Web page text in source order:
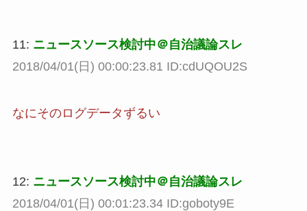
11: ニュースソース検討中＠自治議論スレ
2018/04/01(日) 00:00:23.81 ID:cdUQOU2S
なにそのログデータずるい
12: ニュースソース検討中＠自治議論スレ
2018/04/01(日) 00:01:23.34 ID:goboty9E